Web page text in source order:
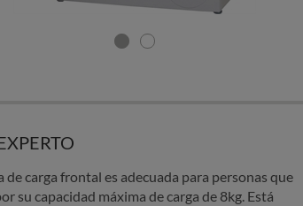
de carga frontal es adecuada para personas que
su capacidad máxima de carga de 8kg. Está